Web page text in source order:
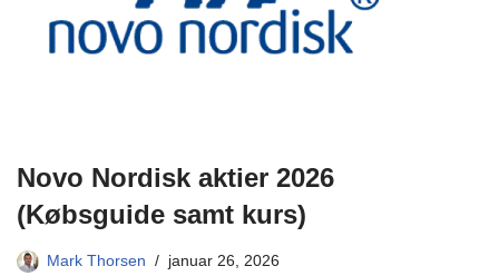
Novo Nordisk aktier 2026
(Købsguide samt kurs)
Mark Thorsen januar 26, 2026